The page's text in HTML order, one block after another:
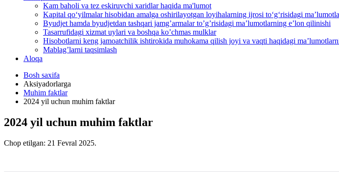
Kam baholi va tez eskiruvchi xaridlar haqida ma'lumot
Kapital qo‘yilmalar hisobidan amalga oshirilayotgan loyihalarning ijrosi to‘g‘risidagi
Byudjet hamda byudjetdan tashqari jamgʼarmalar toʼgʼrisidagi maʼlumotlarning eʼlon qilinishi
Tasarrufidagi xizmat uylari va boshqa koʼchmas mulklar
Hisobotlarni keng jamoatchilik ishtirokida muhokama qilish joyi va vaqti haqidagi
Mablag’larni taqsimlash
Aloqa
Bosh saxifa
Aksiyadorlarga
Muhim faktlar
2024 yil uchun muhim faktlar
2024 yil uchun muhim faktlar
Chop etilgan: 21 Fevral 2025.